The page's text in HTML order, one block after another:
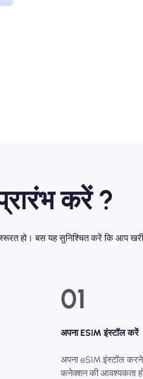
करें ?
बस यह सुनिश्चित करें कि आप
01
अपना ESIM इंस्टॉल करें
अपना eSIM इंस्टॉल
कनेक्शन की आवश्यकता